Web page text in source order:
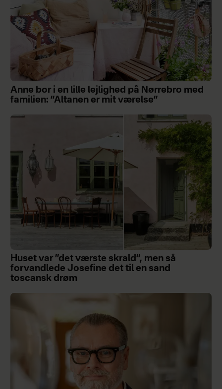
Anne bor i en lille lejlighed på Nørrebro med
familien: ”Altanen er mit værelse”
Huset var ”det værste skrald”, men så
forvandlede Josefine det til en sand
toscansk drøm